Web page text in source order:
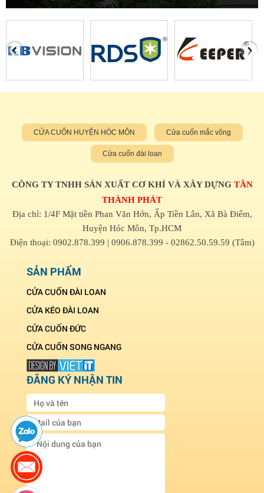
CỬA CUỐN HUYỆN HÓC MÔN Cửa cuốn mắc võng
Cửa cuốn đài loan
CÔNG TY TNHH SẢN XUẤT CƠ KHÍ VÀ XÂY DỰNG TÂN
THÀNH PHÁT
Địa chỉ: 1/4F Mặt tiền Phan Văn Hớn, Ấp Tiền Lân, Xã Bà Điểm,
Huyện Hóc Môn, Tp.HCM
Điện thoại: 0902.878.399 | 0906.878.399 - 02862.50.59.59 (Tâm)
SẢN PHẨM
CỬA CUỐN ĐÀI LOAN
CỬA KÉO ĐÀI LOAN
CỬA CUỐN ĐỨC
CỬA CUỐN SONG NGANG
ĐĂNG KÝ NHẬN TIN